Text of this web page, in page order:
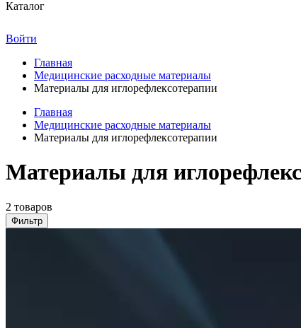
Каталог
Войти
Главная
Медицинские расходные материалы
Материалы для иглорефлексотерапии
Главная
Медицинские расходные материалы
Материалы для иглорефлексотерапии
Материалы для
2 товаров
Фильтр